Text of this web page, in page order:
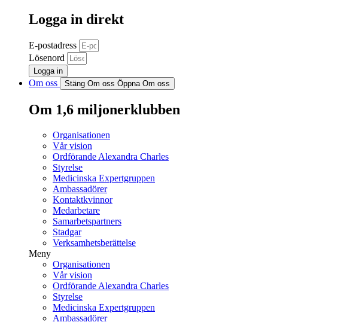
Logga in direkt
E-postadress
Lösenord
Logga in
Om oss Stäng Om oss Öppna Om oss
Om 1,6 miljonerklubben
Organisationen
Vår vision
Ordförande Alexandra Charles
Styrelse
Medicinska Expertgruppen
Ambassadörer
Kontaktkvinnor
Medarbetare
Samarbetspartners
Stadgar
Verksamhetsberättelse
Meny
Organisationen
Vår vision
Ordförande Alexandra Charles
Styrelse
Medicinska Expertgruppen
Ambassadörer